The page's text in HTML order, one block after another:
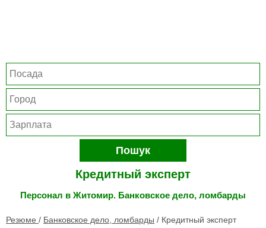
Пошук
Кредитный эксперт
Персонал в Житомир. Банковское дело, ломбарды
Резюме / Банковское дело, ломбарды / Кредитный эксперт